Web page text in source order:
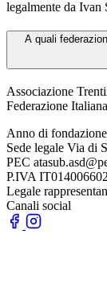
legalmente da
A quali
Associazione
Federazione
Anno di fondazione
Sede legale Via di
PEC
P.IVA
Legale
Canali social